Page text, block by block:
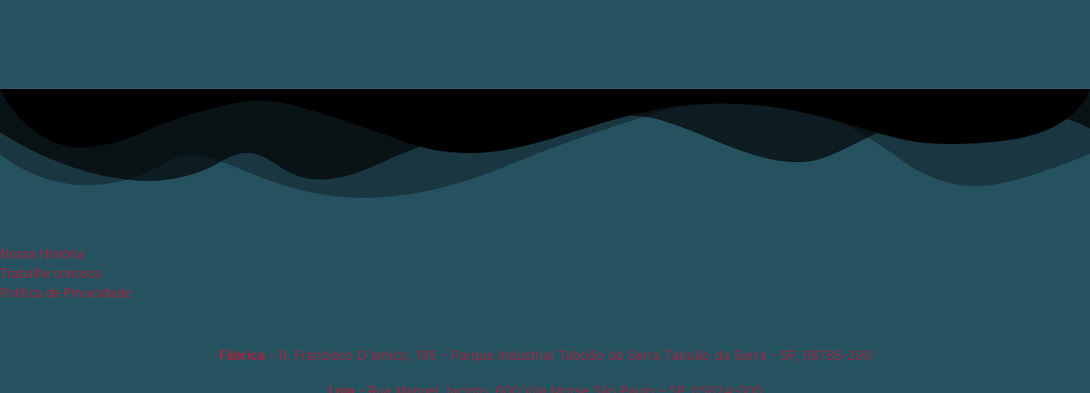
Nossa História
Trabalhe conosco
Política de Privacidade
Fábrica- R. Francisco D'amico, 195 - Parque Industrial Taboão da Serra Taboão da Serra - SP, 06785-290